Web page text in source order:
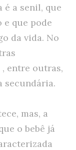
é a senil, que
que pode
da vida. No
entre outras,
secundária.
mas, a
o bebê já